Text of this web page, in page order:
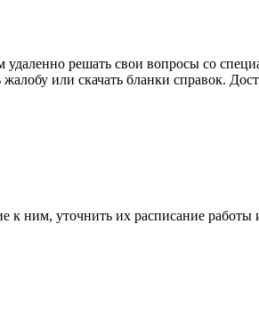
решать свои вопросы со
жалобу или скачать бланки справок.
к ним, уточнить их расписание работы